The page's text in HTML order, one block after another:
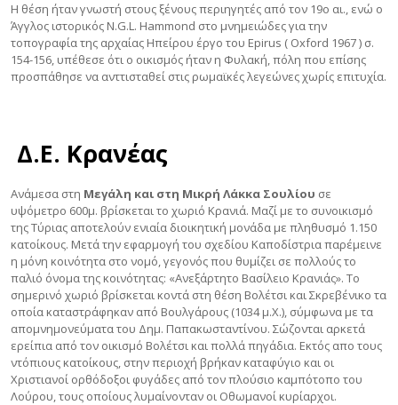
Η θέση ήταν γνωστή στους ξένους περιηγητές από τον 19ο αι., ενώ ο
Άγγλος ιστορικός N.G.L. Hammond στο μνημειώδες για την
τοπογραφία της αρχαίας Ηπείρου έργο του Epirus ( Oxford 1967 ) σ.
154-156, υπέθεσε ότι ο οικισμός ήταν η Φυλακή, πόλη που επίσης
προσπάθησε να ανττισταθεί στις ρωμαϊκές λεγεώνες χωρίς επιτυχία.
Δ.Ε. Κρανέας
Ανάμεσα στη Μεγάλη και στη Μικρή Λάκκα Σουλίου σε
υψόμετρο 600μ. βρίσκεται το χωριό Κρανιά. Μαζί με το συνοικισμό
της Τύριας αποτελούν ενιαία διοικητική μονάδα με πληθυσμό 1.150
κατοίκους. Μετά την εφαρμογή του σχεδίου Καποδίστρια παρέμεινε
η μόνη κοινότητα στο νομό, γεγονός που θυμίζει σε πολλούς το
παλιό όνομα της κοινότητας: «Ανεξάρτητο Βασίλειο Κρανιάς». Το
σημερινό χωριό βρίσκεται κοντά στη θέση Βολέτσι και Σκρεβένικο τα
οποία καταστράφηκαν από Βουλγάρους (1034 μ.Χ.), σύμφωνα με τα
απομνημονεύματα του Δημ. Παπακωσταντίνου. Σώζονται αρκετά
ερείπια από τον οικισμό Βολέτσι και πολλά πηγάδια. Εκτός απο τους
ντόπιους κατοίκους, στην περιοχή βρήκαν καταφύγιο και οι
Χριστιανοί ορθόδοξοι φυγάδες από τον πλούσιο καμπότοπο του
Λούρου, τους οποίους λυμαίνονταν οι Οθωμανοί κυρίαρχοι.